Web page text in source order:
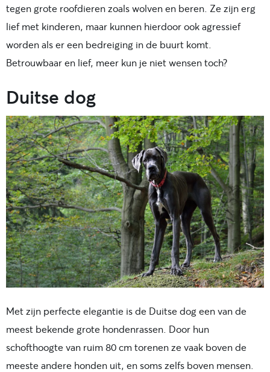
tegen grote roofdieren zoals wolven en beren. Ze zijn erg
lief met kinderen, maar kunnen hierdoor ook agressief
worden als er een bedreiging in de buurt komt.
Betrouwbaar en lief, meer kun je niet wensen toch?
Duitse dog
Met zijn perfecte elegantie is de Duitse dog een van de
meest bekende grote hondenrassen. Door hun
schofthoogte van ruim 80 cm torenen ze vaak boven de
meeste andere honden uit, en soms zelfs boven mensen.